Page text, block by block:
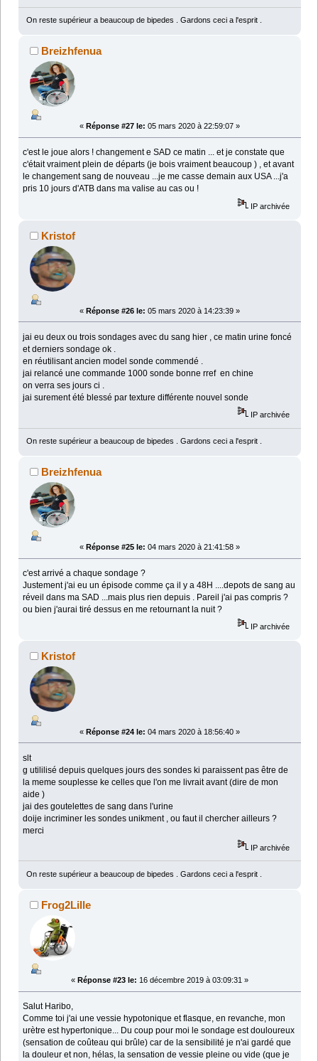
On reste supérieur a beaucoup de bipedes . Gardons ceci a l'esprit .
Breizhfenua
« Réponse #27 le: 05 mars 2020 à 22:59:07 »
c'est le joue alors ! changement e SAD ce matin ... et je constate que
c'était vraiment plein de départs (je bois vraiment beaucoup ) , et avant
le changement sang de nouveau ...je me casse demain aux USA ...j'a
pris 10 jours d'ATB dans ma valise au cas ou !
IP archivée
Kristof
« Réponse #26 le: 05 mars 2020 à 14:23:39 »
jai eu deux ou trois sondages avec du sang hier , ce matin urine foncé
et derniers sondage ok .
en réutilisant ancien model sonde commendé .
jai relancé une commande 1000 sonde bonne rref en chine
on verra ses jours ci .
jai surement été blessé par texture différente nouvel sonde
IP archivée
On reste supérieur a beaucoup de bipedes . Gardons ceci a l'esprit .
Breizhfenua
« Réponse #25 le: 04 mars 2020 à 21:41:58 »
c'est arrivé a chaque sondage ?
Justement j'ai eu un épisode comme ça il y a 48H ....depots de sang au
réveil dans ma SAD ...mais plus rien depuis . Pareil j'ai pas compris ?
ou bien j'aurai tiré dessus en me retournant la nuit ?
IP archivée
Kristof
« Réponse #24 le: 04 mars 2020 à 18:56:40 »
slt
g utililisé depuis quelques jours des sondes ki paraissent pas être de
la meme souplesse ke celles que l'on me livrait avant (dire de mon
aide )
jai des goutelettes de sang dans l'urine
doije incriminer les sondes unikment , ou faut il chercher ailleurs ?
merci
IP archivée
On reste supérieur a beaucoup de bipedes . Gardons ceci a l'esprit .
Frog2Lille
« Réponse #23 le: 16 décembre 2019 à 03:09:31 »
Salut Haribo,
Comme toi j'ai une vessie hypotonique et flasque, en revanche, mon
urètre est hypertonique... Du coup pour moi le sondage est douloureux
(sensation de coûteau qui brûle) car de la sensibilité je n'ai gardé que
la douleur et non, hélas, la sensation de vessie pleine ou vide (que je